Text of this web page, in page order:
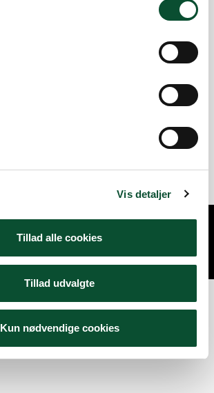
Vis detaljer
Tillad alle cookies
Tillad udvalgte
Kun nødvendige cookies
© 2026 –Danske Skoleelever
Cookies & privatlivsbetingelser